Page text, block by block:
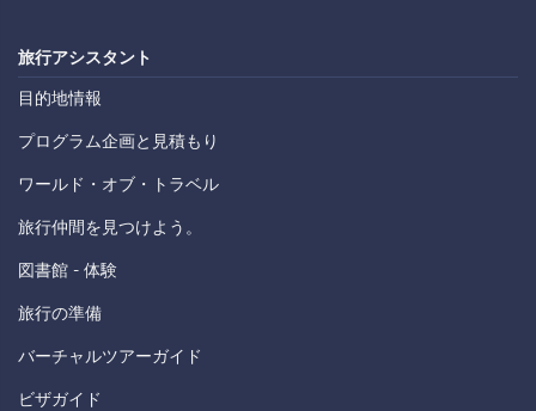
旅行アシスタント
目的地情報
プログラム企画と見積もり
ワールド・オブ・トラベル
旅行仲間を見つけよう。
図書館 - 体験
旅行の準備
バーチャルツアーガイド
ビザガイド